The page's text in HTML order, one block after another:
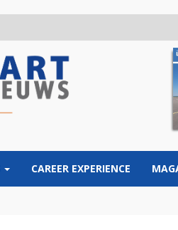
CAREER EXPERIENCE